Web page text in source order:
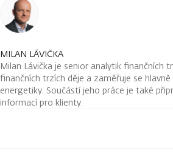
MILAN LÁVIČKA
Milan Lávička je senior analytik finančních
finančních trzích děje a zaměřuje se
energetiky. Součástí jeho práce je také
informací pro klienty.